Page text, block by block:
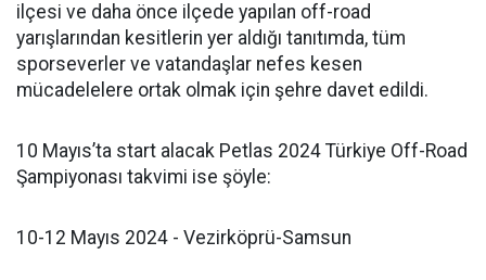
ilçesi ve daha önce ilçede yapılan off-road
yarışlarından kesitlerin yer aldığı tanıtımda, tüm
sporseverler ve vatandaşlar nefes kesen
mücadelelere ortak olmak için şehre davet edildi.
10 Mayıs’ta start alacak Petlas 2024 Türkiye Off-Road
Şampiyonası takvimi ise şöyle:
10-12 Mayıs 2024 - Vezirköprü-Samsun